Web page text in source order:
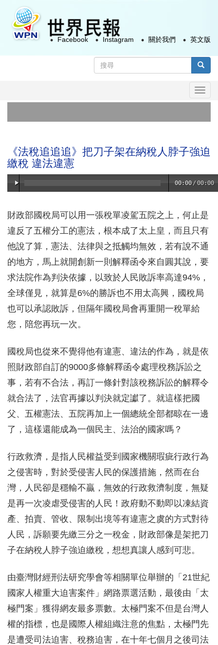
容
搜
尋
Facebook Instagram 關於我們 英文版
《法稅追追追》把刀子架在納稅人脖子強迫
繳稅 違法違憲
00:00 /00:00
財政部國稅局可以用一張稅單凌駕五院之上，何止是
違反了五權分工的憲法，根本成了太上皇，而且只有
他說了算，憲法、法律與之抵觸均無效，若有說不通
的地方，馬上就開創新一則解釋函令來自圓其說，要
求法院作為判決依據，以致於人民敗訴率高達94%，
全球僅見，就算是6%的勝訴也不用太高興，國稅局
也可以承認敗訴，但隔年國稅局會再重開一稅單給
您，陪您再玩一次。
國稅局也從來不覺得他有違憲、違法的作為，就是依
照財政部自訂的9000多條解釋函令處理稅務訴訟之
事，若有不合法，再訂一條針對該稅務訴訟的解釋令
就合法了，法官再據以判決就定讞了。就這樣把國
父、五權憲法、五院再加上一個總統全部都晾在一邊
了，這樣還能成為一個民主、法治的國家嗎？
行政救濟，是指人民權益受到國家機關瑕疵行政行為
之侵害時，對於受侵害人民的保護措施，然而在台
灣，人民卻是穩輸不贏，無效的行政救濟制度，無疑
是再一次凌虐受侵害的人民！政府動不動即以凍結資
產、拍賣、管收、限制出境等有違憲之虞的方式對待
人民，訴願要先繳三分之一稅金，財政部像是架把刀
子在納稅人脖子強迫繳稅，想想真讓人感到可悲。
由臺灣財經刑法研究學會等相關單位舉辦的「21世紀
國家人權重大迫害案件」網路票選活動，最後由「太
極門案」獲得網友最多票數。太極門案不但是台灣人
權的指標，也是國際人權組織注意的焦點，太極門先
是遭受司法迫害、稅務迫害，在十年七個月之後司法